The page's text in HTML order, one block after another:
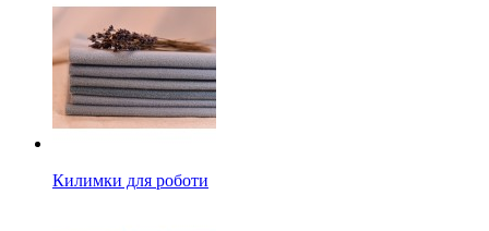
Килимки для роботи